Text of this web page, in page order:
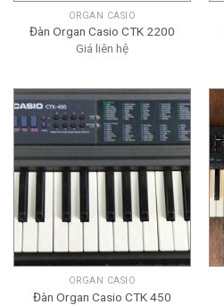
ORGAN CASIO
Đàn Organ Casio CTK 2200
Giá liên hệ
ORGAN CASIO
Đàn Organ Casio CTK 450